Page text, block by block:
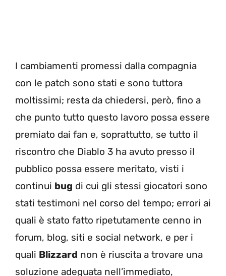
I cambiamenti promessi dalla compagnia
con le patch sono stati e sono tuttora
moltissimi; resta da chiedersi, però, fino a
che punto tutto questo lavoro possa essere
premiato dai fan e, soprattutto, se tutto il
riscontro che Diablo 3 ha avuto presso il
pubblico possa essere meritato, visti i
continui bug di cui gli stessi giocatori sono
stati testimoni nel corso del tempo; errori ai
quali è stato fatto ripetutamente cenno in
forum, blog, siti e social network, e per i
quali Blizzard non è riuscita a trovare una
soluzione adeguata nell’immediato,